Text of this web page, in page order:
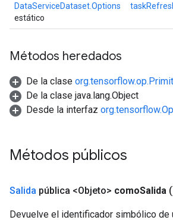
DataServiceDataset.Options
estático
Métodos heredados
De la clase
De la clase java.lang.Object
Desde la interfaz
Métodos públicos
Salida pública <Objeto> comoSalida
Devuelve el identificador simbólico de